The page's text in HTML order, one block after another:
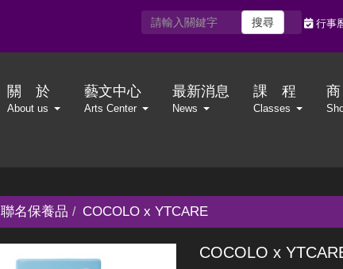
行事
搜尋
關 於
About us
藝文中心
Arts Center
最新消息
News
課 程
Classes
聯名保養品 COCOLO x YTCARE
COCOLO x